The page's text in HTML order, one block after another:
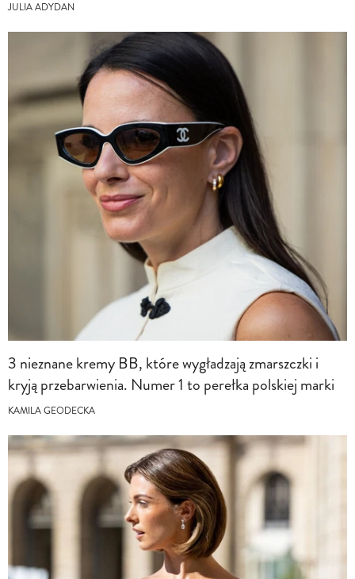
JULIA ADYDAN
3 nieznane kremy BB, które wygładzają zmarszczki i
kryją przebarwienia. Numer 1 to perełka polskiej marki
KAMILA GEODECKA